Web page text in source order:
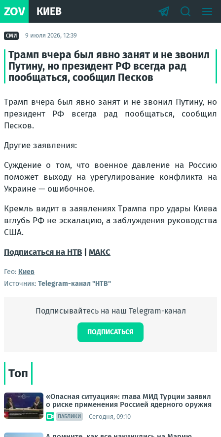
ZOV КИЕВ
СМИ 9 июля 2026, 12:39
Трамп вчера был явно занят и не звонил
Путину, но президент РФ всегда рад
пообщаться, сообщил Песков
Трамп вчера был явно занят и не звонил Путину, но
президент РФ всегда рад пообщаться, сообщил
Песков.
Другие заявления:
Суждение о том, что военное давление на Россию
поможет выходу на урегулирование конфликта на
Украине — ошибочное.
Кремль видит в заявлениях Трампа про удары Киева
вглубь РФ не эскалацию, а заблуждения руководства
США.
Подписаться на НТВ
МАКС
Гео: Киев
Источник: Telegram-канал "НТВ"
Подписывайтесь на наш Telegram-канал
ПОДПИСАТЬСЯ
Топ
«Опасная ситуация»: глава МИД Турции заявил
о риске применения Россией ядерного оружия
ПАБЛИКИ Сегодня, 09:10